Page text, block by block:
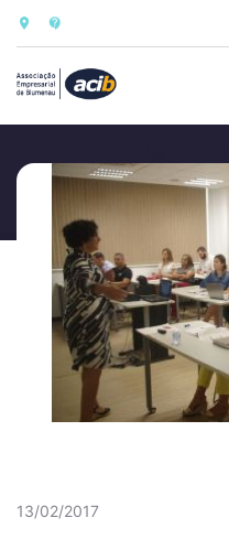
13/02/2017